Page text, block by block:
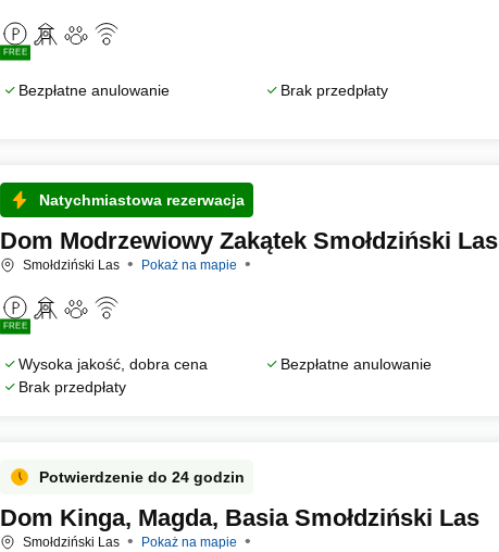
FREE
Bezpłatne anulowanie Brak przedpłaty
Natychmiastowa rezerwacja
Dom Modrzewiowy Zakątek Smołdziński Las
Smołdziński Las Pokaż na mapie
FREE
Wysoka jakość, dobra cena
Bezpłatne anulowanie
Brak przedpłaty
Potwierdzenie do 24 godzin
Dom Kinga, Magda, Basia Smołdziński Las
Smołdziński Las Pokaż na mapie